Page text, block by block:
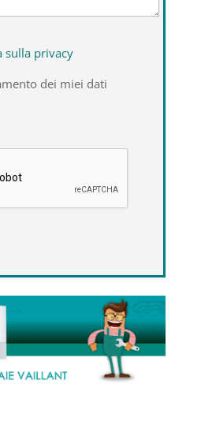
sulla privacy
dei miei dati